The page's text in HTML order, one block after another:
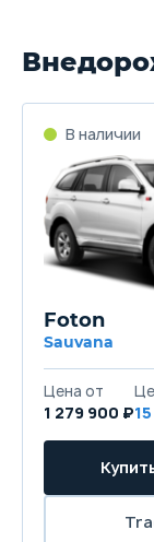
В наличии
Foton
Sauvana
Цена от
1 279 900 ₽